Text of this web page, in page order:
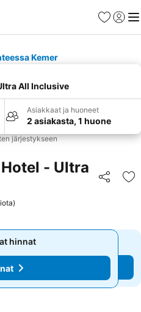
Suosikit
Kemer
All Inclusive
Asiakkaat ja huoneet
2 asiakasta, 1 huone
järjestykseen
- Ultra
Jaa
)
hinnat
hinnat